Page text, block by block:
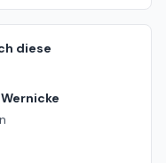
diese